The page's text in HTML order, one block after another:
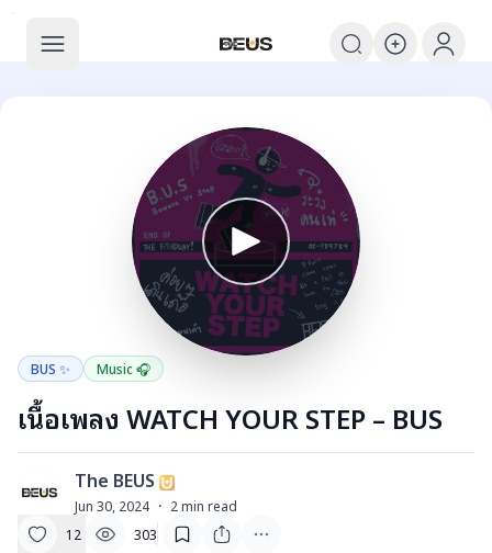
The BEUS
The BEUS - แหล่งรวมชุมชนแฟนค
BUS ✨ Music 🎧
เนื้อเพลง WATCH YOUR STEP – BUS
T The BEUS
Jun 30, 2024 · 2min read
12
303